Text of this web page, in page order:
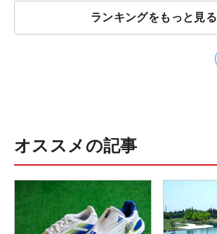
ランキングをもっと見る
オススメの記事